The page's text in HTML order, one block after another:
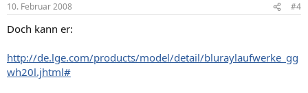
10. Februar 2008 #4
Doch kann er:
http://de.lge.com/products/model/detail/bluraylaufwerke_gg
wh20l.jhtml#